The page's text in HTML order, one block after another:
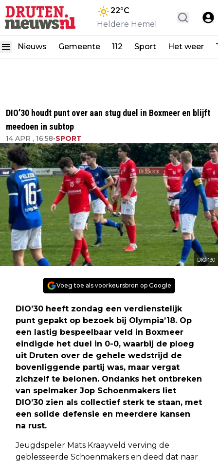
22°C
Heldere Hemel
Nieuws Gemeente 112 Sport Het weer
DIO’30 houdt punt over aan stug duel in Boxmeer en blijft
meedoen in subtop
14 APR , 16:58•SPORT
DIO '30
Voeg toe als voorkeursbron op Google
DIO’30 heeft zondag een verdienstelijk
punt gepakt op bezoek bij Olympia’18. Op
een lastig bespeelbaar veld in Boxmeer
eindigde het duel in 0-0, waarbij de ploeg
uit Druten over de gehele wedstrijd de
bovenliggende partij was, maar vergat
zichzelf te belonen. Ondanks het ontbreken
van spelmaker Jop Schoenmakers liet
DIO’30 zien als collectief sterk te staan, met
een solide defensie en meerdere kansen
na rust.
Jeugdspeler Mats Kraayveld verving de
geblesseerde Schoenmakers en deed dat naar